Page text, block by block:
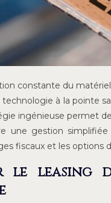
constante du
à la pointe
ingénieuse permet
une gestion
fiscaux et les options
le leasing